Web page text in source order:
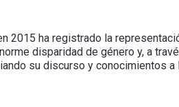
2015 ha registrado la
disparidad de género y, a
su discurso y conocimientos a